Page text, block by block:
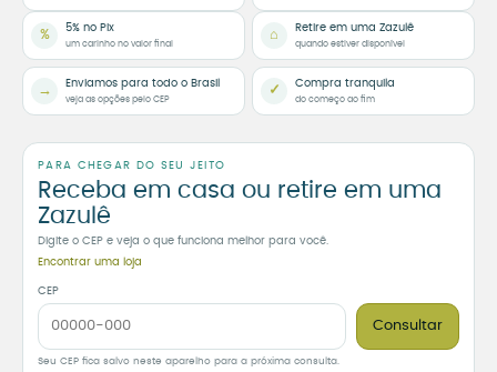
% 5% no Pix
um carinho no valor final
⌂ Retire em uma Zazulê
quando estiver disponível
→ Enviamos para todo o Brasil
veja as opções pelo CEP
✓ Compra tranquila
do começo ao fim
PARA CHEGAR DO SEU JEITO
Receba em casa ou retire em uma
Zazulê
Digite o CEP e veja o que funciona melhor para você.
Encontrar uma loja
CEP
Consultar
Seu CEP fica salvo neste aparelho para a próxima consulta.